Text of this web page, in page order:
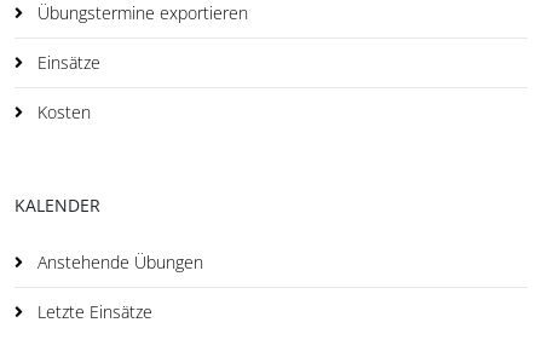
Übungstermine exportieren
Einsätze
Kosten
KALENDER
Anstehende Übungen
Letzte Einsätze